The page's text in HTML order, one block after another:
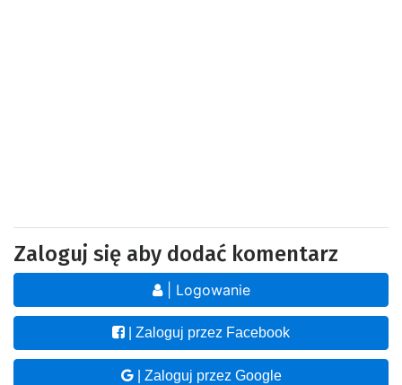
Zaloguj się aby dodać komentarz
| Logowanie
| Zaloguj przez Facebook
| Zaloguj przez Google